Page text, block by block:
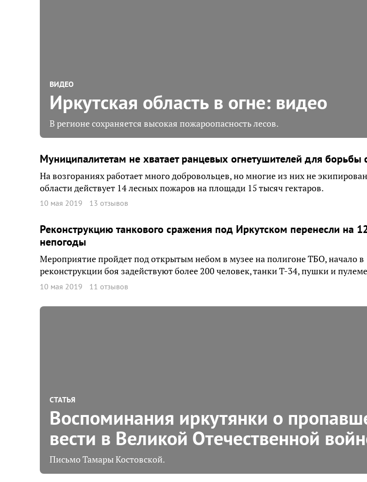
ВИДЕО
Иркутская область в огне: видео
В регионе сохраняется высокая пожароопасность лесов.
Муниципалитетам не хватает ранцевых огнетушителей для борьбы
На возгораниях работает много добровольцев, но многие из них не
области действует 14 лесных пожаров на площади 15 тысяч гектаров.
10 мая 2019 13 отзывов
Реконструкцию танкового сражения под Иркутском перенесли на
непогоды
Мероприятие пройдет под открытым небом в музее на полигоне ТБО, начало в
реконструкции боя задействуют более 200 человек, танки Т-34, пушки и
10 мая 2019 11 отзывов
СТАТЬЯ
Воспоминания иркутянки о
вести в Великой Отечественной
Письмо Тамары Костовской.